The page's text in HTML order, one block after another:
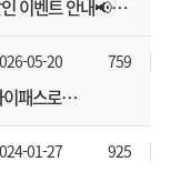
이벤트 안내📢
패스로
05-20 759
01-27 925